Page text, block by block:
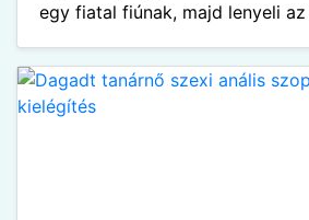
egy fiatal fiúnak, majd lenyeli